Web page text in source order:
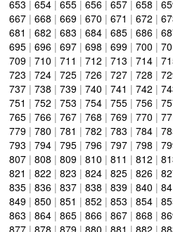
653 | 654| 655| 656| 657| 658 |
667| 668 | 669| 670 | 671 | 672 |
681 | 682 | 683 | 684| 685| 686|
695| 696| 697| 698 | 699| 700 |
709| 710 | 711 | 712 | 713 | 714|
723 | 724| 725| 726| 727| 728 |
737| 738 | 739| 740 | 741 | 742 |
751 | 752 | 753 | 754| 755| 756|
765| 766| 767| 768 | 769| 770 |
779| 780 | 781 | 782 | 783 | 784|
793 | 794| 795| 796| 797| 798 |
807| 808 | 809| 810 | 811 | 812 |
821 | 822 | 823 | 824| 825| 826|
835| 836| 837| 838 | 839| 840 |
849| 850 | 851 | 852 | 853 | 854|
863 | 864| 865| 866| 867| 868 |
877| 878 | 879| 880 | 881 | 882 |